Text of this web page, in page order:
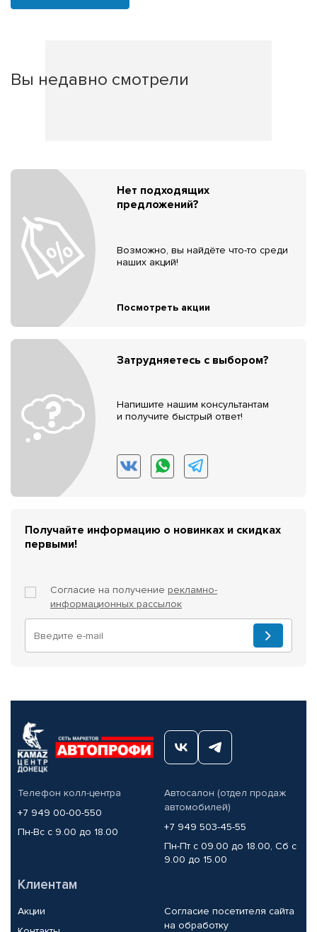
Вы недавно смотрели
Нет подходящих
предложений?
Возможно, вы найдёте что-то среди
наших акций!
Посмотреть акции
Затрудняетесь с выбором?
Напишите нашим консультантам
и получите быстрый ответ!
Получайте информацию о новинках и скидках
первыми!
Согласие на получение рекламно-
информационных рассылок
Телефон колл-центра
+7 949 00-00-550
Пн-Вс с 9.00 до 18.00
Автосалон (отдел продаж
автомобилей)
+7 949 503-45-55
Пн-Пт с 09.00 до 18.00, Сб с
9.00 до 15.00
Клиентам
Акции
Согласие посетителя сайта
на обработку